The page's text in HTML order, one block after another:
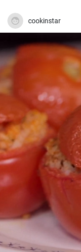
cookinstar